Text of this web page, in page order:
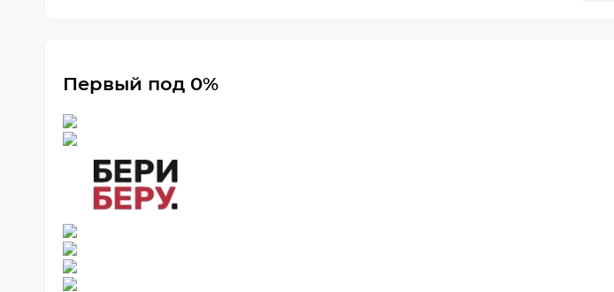
Первый под 0%